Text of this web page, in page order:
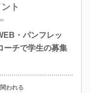
ト
・パンフレッ
ーチで学生の募集
われる